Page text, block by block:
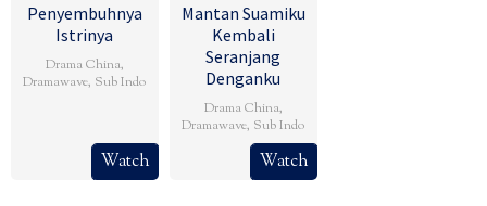
Penyembuhnya
Istrinya
Drama China,
Dramawave, Sub Indo
Watch
Mantan Suamiku
Kembali
Seranjang
Denganku
Drama China,
Dramawave, Sub Indo
Watch